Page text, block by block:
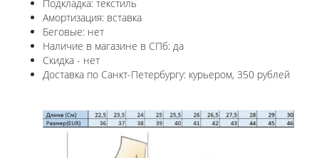
Подкладка: текстиль
Амортизация: вставка
Беговые: нет
Наличие в магазине в СПб: да
Скидка - нет
Доставка по Санкт-Петербургу: курьером, 350 рублей